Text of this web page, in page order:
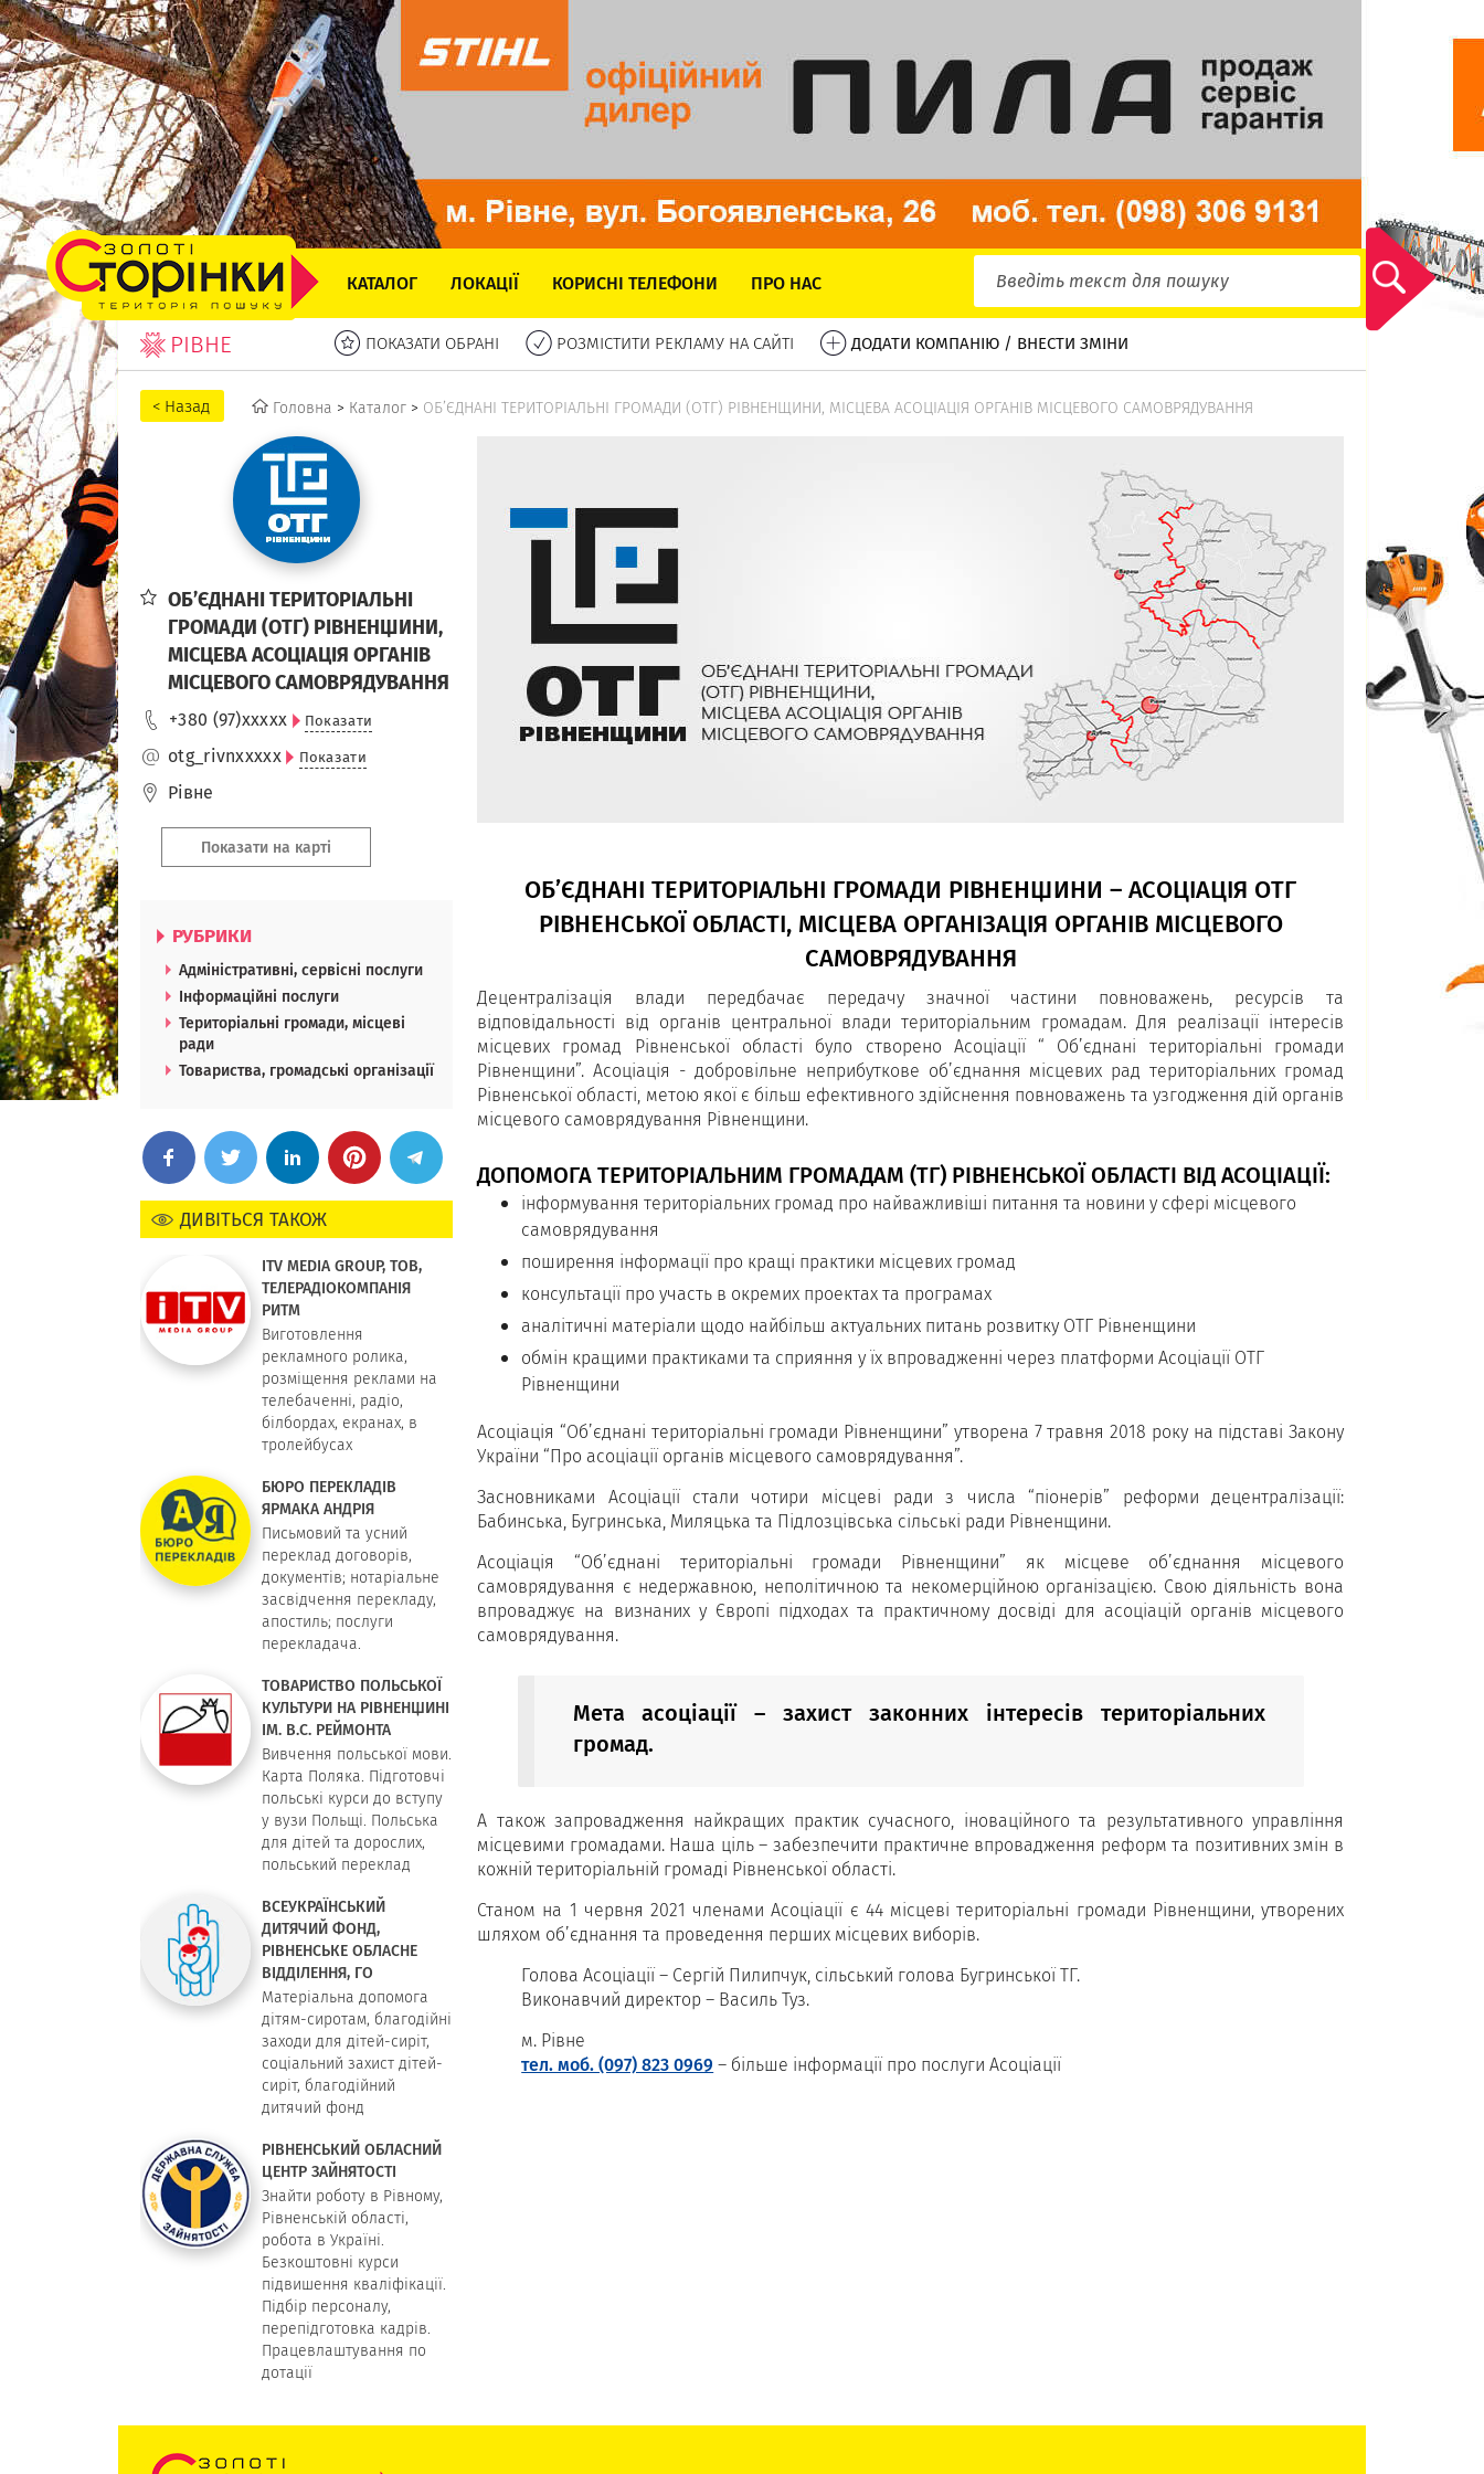
КАТАЛОГ ЛОКАЦІЇ КОРИСНІ ТЕЛЕФОНИ ПРО НАС
РІВНЕ ПОКАЗАТИ ОБРАНІ РОЗМІСТИТИ РЕКЛАМУ НА САЙТІ ДОДАТИ КОМПАНІЮ / ВНЕСТИ ЗМІНИ
Головна > Каталог > ОБ’ЄДНАНІ ТЕРИТОРІАЛЬНІ ГРОМАДИ (ОТГ) РІВНЕНЩИНИ, МІСЦЕВА АСОЦІАЦІЯ ОРГАНІВ МІСЦЕВОГО САМОВРЯДУВАННЯ
ОБ’ЄДНАНІ ТЕРИТОРІАЛЬНІ
ГРОМАДИ (ОТГ) РІВНЕНЩИНИ,
МІСЦЕВА АСОЦІАЦІЯ ОРГАНІВ
МІСЦЕВОГО САМОВРЯДУВАННЯ
+380 (97)xxxxx Показати
otg_rivnxxxxx Показати
Рівне
Показати на карті
РУБРИКИ
Адміністративні, сервісні послуги
Інформаційні послуги
Територіальні громади, місцеві
ради
Товариства, громадські організації
ДИВІТЬСЯ ТАКОЖ
ITV MEDIA GROUP, ТОВ,
ТЕЛЕРАДІОКОМПАНІЯ
РИТМ
Виготовлення
рекламного ролика,
розміщення реклами на
телебаченні, радіо,
білбордах, екранах, в
тролейбусах
БЮРО ПЕРЕКЛАДІВ
ЯРМАКА АНДРІЯ
Письмовий та усний
переклад договорів,
документів; нотаріальне
засвідчення перекладу,
апостиль; послуги
перекладача.
ТОВАРИСТВО ПОЛЬСЬКОЇ
КУЛЬТУРИ НА РІВНЕНЩИНІ
ІМ. В.С. РЕЙМОНТА
Вивчення польської мови.
Карта Поляка. Підготовчі
польські курси до вступу
у вузи Польщі. Польська
для дітей та дорослих,
польський переклад
ВСЕУКРАЇНСЬКИЙ
ДИТЯЧИЙ ФОНД,
РІВНЕНСЬКЕ ОБЛАСНЕ
ВІДДІЛЕННЯ, ГО
Матеріальна допомога
дітям-сиротам, благодійні
заходи для дітей-сиріт,
соціальний захист дітей-
сиріт, благодійний
дитячий фонд
РІВНЕНСЬКИЙ ОБЛАСНИЙ
ЦЕНТР ЗАЙНЯТОСТІ
Знайти роботу в Рівному,
Рівненській області,
робота в Україні.
Безкоштовні курси
підвишення кваліфікації.
Підбір персоналу,
перепідготовка кадрів.
Працевлаштування по
дотації
ОБ’ЄДНАНІ ТЕРИТОРІАЛЬНІ ГРОМАДИ РІВНЕНЩИНИ – АСОЦІАЦІЯ ОТГ
РІВНЕНСЬКОЇ ОБЛАСТІ, МІСЦЕВА ОРГАНІЗАЦІЯ ОРГАНІВ МІСЦЕВОГО
САМОВРЯДУВАННЯ
Децентралізація влади передбачає передачу значної частини повноважень, ресурсів та
відповідальності від органів центральної влади територіальним громадам. Для реалізації інтересів
місцевих громад Рівненської області було створено Асоціації “ Об’єднані територіальні громади
Рівненщини”. Асоціація - добровільне неприбуткове об’єднання місцевих рад територіальних громад
Рівненської області, метою якої є більш ефективного здійснення повноважень та узгодження дій органів
місцевого самоврядування Рівненщини.
ДОПОМОГА ТЕРИТОРІАЛЬНИМ ГРОМАДАМ (ТГ) РІВНЕНСЬКОЇ ОБЛАСТІ ВІД АСОЦІАЦІЇ:
інформування територіальних громад про найважливіші питання та новини у сфері місцевого
самоврядування
поширення інформації про кращі практики місцевих громад
консультації про участь в окремих проектах та програмах
аналітичні матеріали щодо найбільш актуальних питань розвитку ОТГ Рівненщини
обмін кращими практиками та сприяння у їх впровадженні через платформи Асоціації ОТГ
Рівненщини
Асоціація “Об’єднані територіальні громади Рівненщини” утворена 7 травня 2018 року на підставі Закону
України “Про асоціації органів місцевого самоврядування”.
Засновниками Асоціації стали чотири місцеві ради з числа “піонерів” реформи децентралізації:
Бабинська, Бугринська, Миляцька та Підлозцівська сільські ради Рівненщини.
Асоціація “Об’єднані територіальні громади Рівненщини” як місцеве об’єднання місцевого
самоврядування є недержавною, неполітичною та некомерційною організацією. Свою діяльність вона
впроваджує на визнаних у Європі підходах та практичному досвіді для асоціацій органів місцевого
самоврядування.
Мета асоціації – захист законних інтересів територіальних
громад.
А також запровадження найкращих практик сучасного, іноваційного та результативного управління
місцевими громадами. Наша ціль – забезпечити практичне впровадження реформ та позитивних змін в
кожній територіальній громаді Рівненської області.
Станом на 1 червня 2021 членами Асоціації є 44 місцеві територіальні громади Рівненщини, утворених
шляхом об’єднання та проведення перших місцевих виборів.
Голова Асоціації – Сергій Пилипчук, сільський голова Бугринської ТГ.
Виконавчий директор – Василь Туз.
м. Рівне
тел. моб. (097) 823 0969 – більше інформації про послуги Асоціації